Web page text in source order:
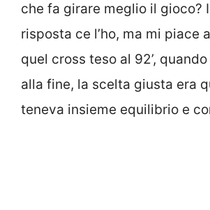
che fa girare meglio il gioco?
risposta ce l’ho, ma mi piace
quel cross teso al 92’,
alla fine, la scelta giusta era
teneva insieme equilibrio e